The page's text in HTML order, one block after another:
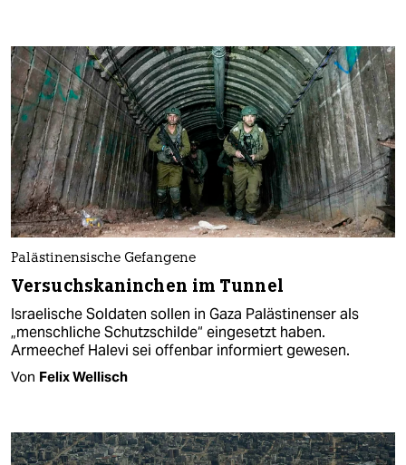
Palästinensische Gefangene
Versuchskaninchen im Tunnel
Israelische Soldaten sollen in Gaza Palästinenser als
„menschliche Schutzschilde“ eingesetzt haben.
Armeechef Halevi sei offenbar informiert gewesen.
Von Felix Wellisch